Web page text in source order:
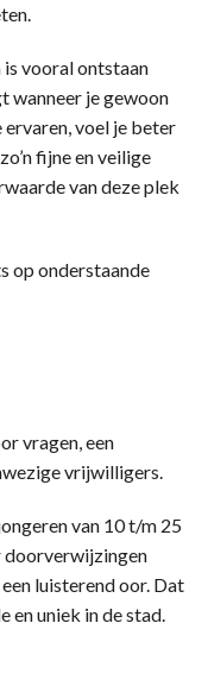
vooral ontstaan
wanneer je gewoon
voel je beter
fijne en veilige
van deze plek
op onderstaande
vragen, een
vrijwilligers.
van 10 t/m 25
doorverwijzingen
luisterend oor. Dat
en uniek in de stad.